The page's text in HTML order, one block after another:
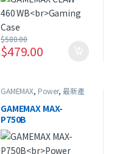
$479.00
$580.00
GAMEMAX, Power, 最新產
GAMEMAX MAX-
P750B
Power Supply